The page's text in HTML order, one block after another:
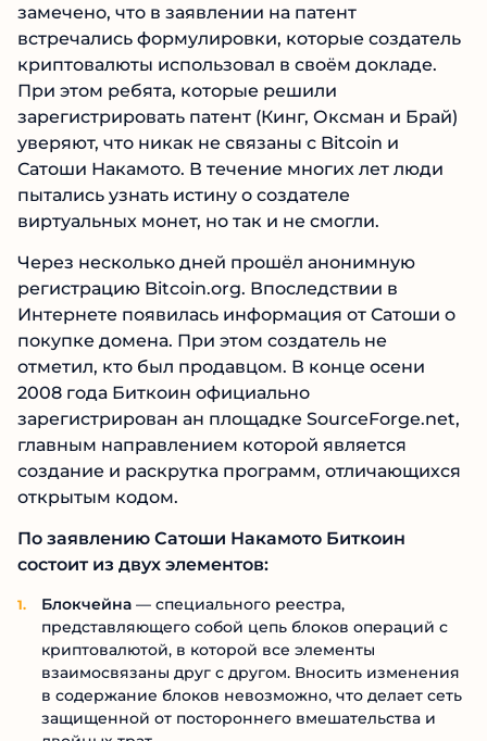
замечено, что в заявлении на патент
встречались формулировки, которые создатель
криптовалюты использовал в своём докладе.
При этом ребята, которые решили
зарегистрировать патент (Кинг, Оксман и Брай)
уверяют, что никак не связаны с Bitcoin и
Сатоши Накамото. В течение многих лет люди
пытались узнать истину о создателе
виртуальных монет, но так и не смогли.
Через несколько дней прошёл анонимную
регистрацию Bitcoin.org. Впоследствии в
Интернете появилась информация от Сатоши о
покупке домена. При этом создатель не
отметил, кто был продавцом. В конце осени
2008 года Биткоин официально
зарегистрирован ан площадке SourceForge.net,
главным направлением которой является
создание и раскрутка программ, отличающихся
открытым кодом.
По заявлению Сатоши Накамото Биткоин
состоит из двух элементов:
Блокчейна — специального реестра,
представляющего собой цепь блоков операций с
криптовалютой, в которой все элементы
взаимосвязаны друг с другом. Вносить изменения
в содержание блоков невозможно, что делает сеть
защищенной от постороннего вмешательства и